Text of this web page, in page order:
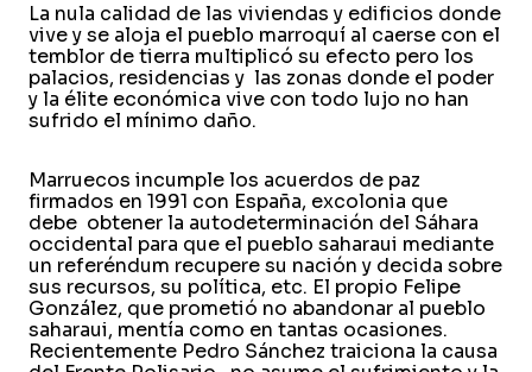
La nula calidad de las viviendas y edificios donde
vive y se aloja el pueblo marroquí al caerse con el
temblor de tierra multiplicó su efecto pero los
palacios, residencias y las zonas donde el poder
y la élite económica vive con todo lujo no han
sufrido el mínimo daño.
Marruecos incumple los acuerdos de paz
firmados en 1991 con España, excolonia que
debe obtener la autodeterminación del Sáhara
occidental para que el pueblo saharaui mediante
un referéndum recupere su nación y decida sobre
sus recursos, su política, etc. El propio Felipe
González, que prometió no abandonar al pueblo
saharaui, mentía como en tantas ocasiones.
Recientemente Pedro Sánchez traiciona la causa